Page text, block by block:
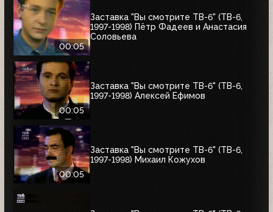
00:05
Заставка "Вы смотрите ТВ-6" (ТВ-6,
1997-1998) Пётр Фадеев и Анастасия
Соловьева
00:05
Заставка "Вы смотрите ТВ-6" (ТВ-6,
1997-1998) Алексей Ефимов
00:05
Заставка "Вы смотрите ТВ-6" (ТВ-6,
1997-1998) Михаил Кожухов